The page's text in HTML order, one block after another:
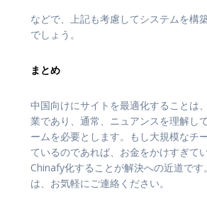
などで、上記も考慮してシステムを構
でしょう。
まとめ
中国向けにサイトを最適化することは
業であり、通常、ニュアンスを理解し
ームを必要とします。もし大規模なチ
ているのであれば、お金をかけすぎて
Chinafy化することが解決への近道で
は、お気軽にご連絡ください。